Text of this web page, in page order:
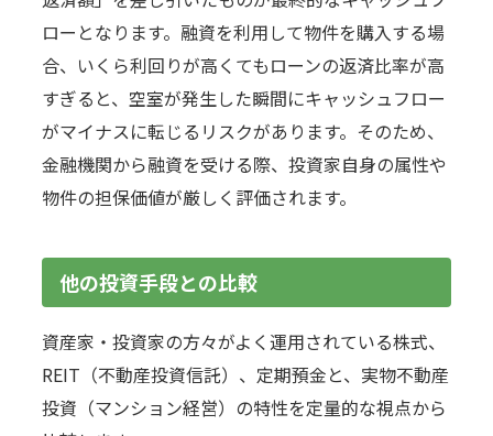
ローとなります。融資を利用して物件を購入する場
合、いくら利回りが高くてもローンの返済比率が高
すぎると、空室が発生した瞬間にキャッシュフロー
がマイナスに転じるリスクがあります。そのため、
金融機関から融資を受ける際、投資家自身の属性や
物件の担保価値が厳しく評価されます。
他の投資手段との比較
資産家・投資家の方々がよく運用されている株式、
REIT（不動産投資信託）、定期預金と、実物不動産
投資（マンション経営）の特性を定量的な視点から